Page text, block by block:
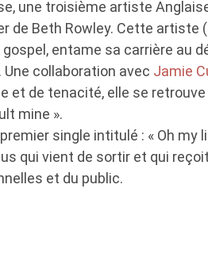
une troisième artiste
de Beth Rowley. Cette artiste
entame sa carrière au
collaboration avec Jamie
et de tenacité, elle se
mine ».
single intitulé : « Oh my
qui vient de sortir et qui
et du public.